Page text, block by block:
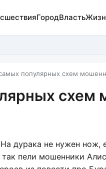
ГородВласть
популярных схем
схем
дурака не нужен нож,
так пели мошенники